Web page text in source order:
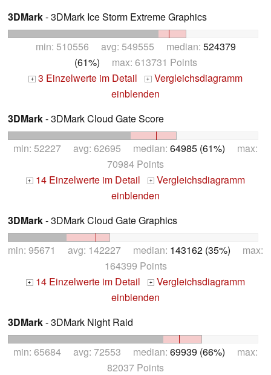
3DMark- 3DMark Ice Storm Extreme Graphics
min: 510556 avg: 549555 median: 524379
(61%) max: 613731 Points
+ 3 Einzelwerte im Detail + Vergleichsdiagramm
einblenden
3DMark- 3DMark Cloud Gate Score
min: 52227 avg: 62695 median: 64985 (61%) max:
70984 Points
+ 14 Einzelwerte im Detail +
Vergleichsdiagramm
einblenden
3DMark- 3DMark Cloud Gate Graphics
min: 95671 avg: 142227 median: 143162 (35%) max:
164399 Points
+ 14 Einzelwerte im Detail +
Vergleichsdiagramm
einblenden
3DMark- 3DMark Night Raid
min: 65684 avg: 72553 median: 69939 (66%) max:
82037 Points